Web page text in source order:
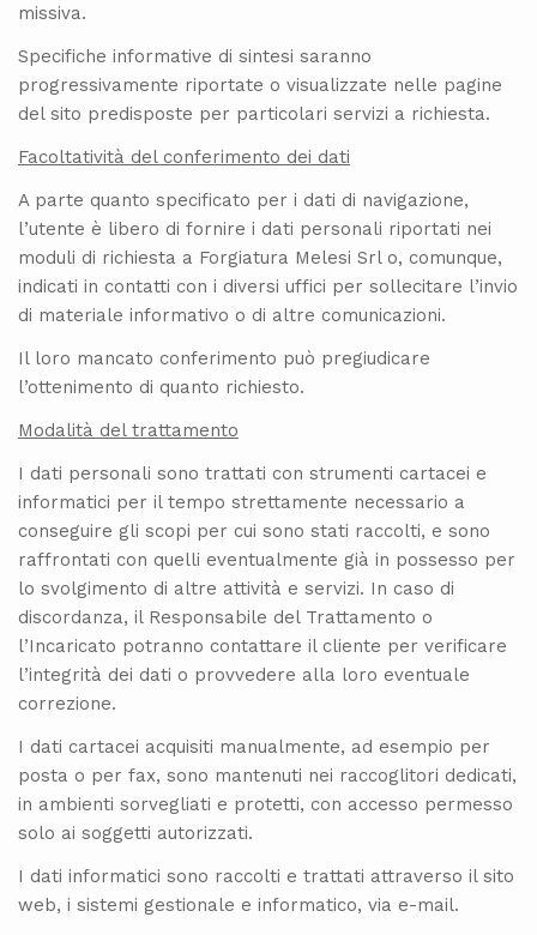
missiva.
Specifiche informative di sintesi saranno
progressivamente riportate o visualizzate nelle pagine
del sito predisposte per particolari servizi a richiesta.
Facoltatività del conferimento dei dati
A parte quanto specificato per i dati di navigazione,
l’utente è libero di fornire i dati personali riportati nei
moduli di richiesta a Forgiatura Melesi Srl o, comunque,
indicati in contatti con i diversi uffici per sollecitare l’invio
di materiale informativo o di altre comunicazioni.
Il loro mancato conferimento può pregiudicare
l’ottenimento di quanto richiesto.
Modalità del trattamento
I dati personali sono trattati con strumenti cartacei e
informatici per il tempo strettamente necessario a
conseguire gli scopi per cui sono stati raccolti, e sono
raffrontati con quelli eventualmente già in possesso per
lo svolgimento di altre attività e servizi. In caso di
discordanza, il Responsabile del Trattamento o
l’Incaricato potranno contattare il cliente per verificare
l’integrità dei dati o provvedere alla loro eventuale
correzione.
I dati cartacei acquisiti manualmente, ad esempio per
posta o per fax, sono mantenuti nei raccoglitori dedicati,
in ambienti sorvegliati e protetti, con accesso permesso
solo ai soggetti autorizzati.
I dati informatici sono raccolti e trattati attraverso il sito
web, i sistemi gestionale e informatico, via e-mail.